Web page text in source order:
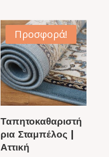
Προσφορά!
Ταπητοκαθαριστή
ρια Σταμπέλος |
Αττική